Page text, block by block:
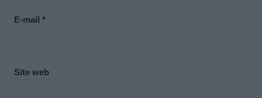
E-mail *
Site web